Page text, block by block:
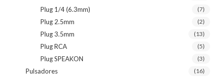
Plug 1/4 (6.3mm) (7)
Plug 2.5mm (2)
Plug 3.5mm (13)
Plug RCA (5)
Plug SPEAKON (3)
Pulsadores (16)